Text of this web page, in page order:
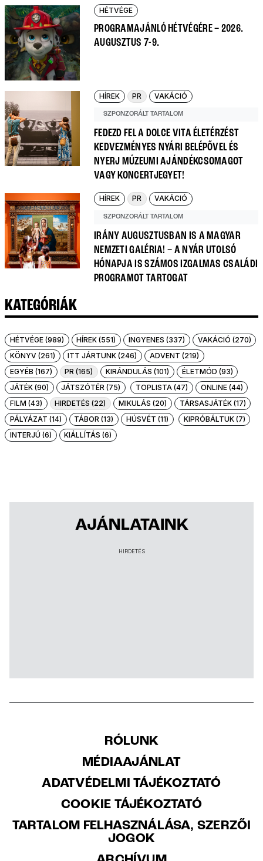
HÉTVÉGE
PROGRAMAJÁNLÓ HÉTVÉGÉRE – 2026.
AUGUSZTUS 7-9.
HÍREK PR VAKÁCIÓ
SZPONZORÁLT TARTALOM
FEDEZD FEL A DOLCE VITA ÉLETÉRZÉST
KEDVEZMÉNYES NYÁRI BELÉPŐVEL ÉS
NYERJ MÚZEUMI AJÁNDÉKCSOMAGOT
VAGY KONCERTJEGYET!
HÍREK PR VAKÁCIÓ
SZPONZORÁLT TARTALOM
IRÁNY AUGUSZTUSBAN IS A MAGYAR
NEMZETI GALÉRIA! – A NYÁR UTOLSÓ
HÓNAPJA IS SZÁMOS IZGALMAS CSALÁDI
PROGRAMOT TARTOGAT
KATEGÓRIÁK
HÉTVÉGE (989) HÍREK (551) INGYENES (337)
VAKÁCIÓ (270)
KÖNYV (261)
ITT JÁRTUNK (246)
ADVENT (219)
EGYÉB (167)
PR (165) KIRÁNDULÁS (101)
ÉLETMÓD (93)
JÁTÉK (90)
JÁTSZÓTÉR (75) TOPLISTA (47)
ONLINE (44)
FILM (43)
HIRDETÉS (22) MIKULÁS (20)
TÁRSASJÁTÉK (17)
PÁLYÁZAT (14)
TÁBOR (13) HÚSVÉT (11)
KIPRÓBÁLTUK (7)
INTERJÚ (6)
KIÁLLÍTÁS (6)
AJÁNLATAINK
HIRDETÉS
RÓLUNK
MÉDIAAJÁNLAT
ADATVÉDELMI TÁJÉKOZTATÓ
COOKIE TÁJÉKOZTATÓ
TARTALOM FELHASZNÁLÁSA, SZERZŐI
JOGOK